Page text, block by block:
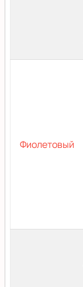
Фиолетовый